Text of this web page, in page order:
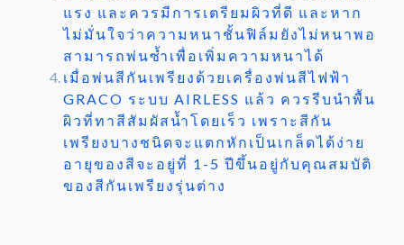
แรง และควรมีการเตรียมผิวที่ดี และหาก
ไม่มั่นใจว่าความหนาชั้นฟิล์มยังไม่หนาพอ
สามารถพ่นซ้ำเพื่อเพิ่มความหนาได้
เมื่อพ่นสีกันเพรียงด้วยเครื่องพ่นสีไฟฟ้า
GRACO ระบบ AIRLESS แล้ว ควรรีบนำพื้น
ผิวที่ทาสีสัมผัสน้ำโดยเร็ว เพราะสีกัน
เพรียงบางชนิดจะแตกหักเป็นเกล็ดได้ง่าย
อายุของสีจะอยู่ที่ 1-5 ปีขึ้นอยู่กับคุณสมบัติ
ของสีกันเพรียงรุ่นต่าง